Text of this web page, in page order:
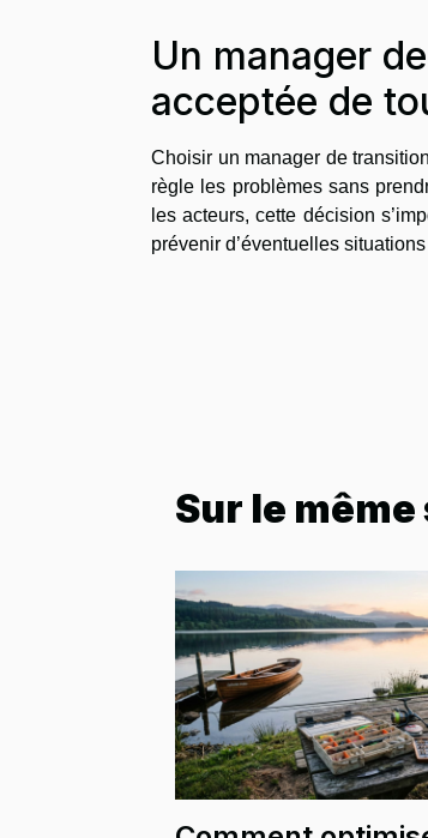
Un manager
acceptée de
Choisir un manager de
règle les problèmes sans
les acteurs, cette décision
prévenir d’éventuelles
Sur le